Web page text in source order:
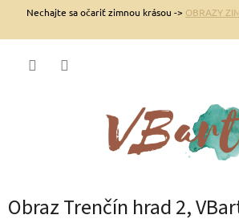
Prejsť
obsah
Nechajte sa očariť zimnou krásou -> OBRAZY
Obraz Trenčín hrad 2,